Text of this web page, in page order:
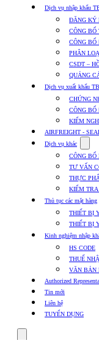
Dịch vụ nhập khẩu
ĐĂNG KÝ
CÔNG BỐ
CÔNG
PHÂN
CSDT –
QUẢNG
Dịch vụ xuất khẩu
CHỨNG
CÔNG
KIỂM
AIRFREIGHT -
Dịch vụ khác
for
vụ
CÔNG
TƯ VẤN
THỰC
KIỂM
Thủ tục các mặt hàng
THIẾT BỊ
THIẾT BỊ
Kinh nghiệm nhập
HS CODE
THUẾ
VĂN BẢN
Authorized
Tin mới
Liên hệ
TUYỂN DỤNG